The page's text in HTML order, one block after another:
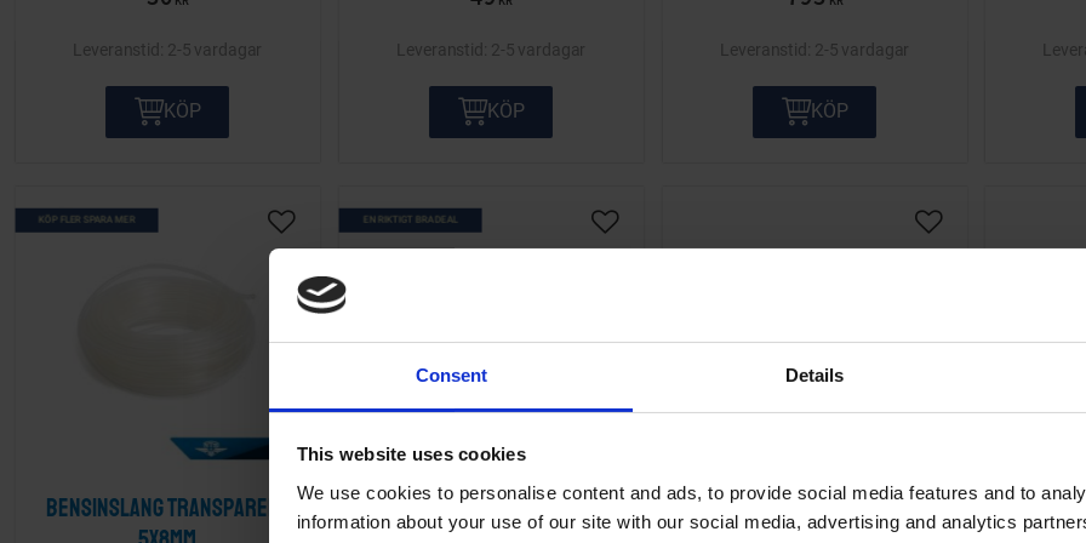
Consent Details
This website uses cookies
We use cookies to personalise content and ads, to provide social media features and to
information about your use of our site with our social media, advertising and analytics
2-5 vardagar
KÖP
2-5 vardagar
KÖP
2-5 vardagar
KÖP
Bensinslang transparent
KÖP FLER SPARA MER
Lägg till i önskelista
Bensinslangskit Universal
EN RIKTIGT BRA DEAL
Lägg till i önskelista
Bensintank Solex knallert
Lägg till i önskelista